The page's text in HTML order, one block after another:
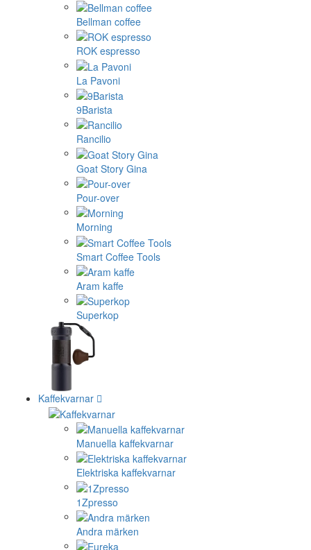
Bellman coffee
ROK espresso
La Pavoni
9Barista
Rancilio
Goat Story Gina
Pour-over
Morning
Smart Coffee Tools
Aram kaffe
Superkop
Kaffekvarnar
Manuella kaffekvarnar
Elektriska kaffekvarnar
1Zpresso
Andra märken